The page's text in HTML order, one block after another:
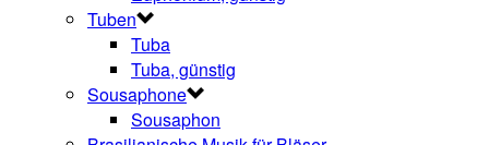
Tuben
Tuba
Tuba, günstig
Sousaphone
Sousaphon